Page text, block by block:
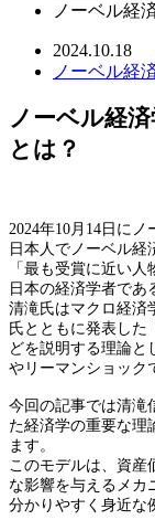
ノーベル経
2024.10.18
ノーベル経
ノーベル経
とは？
2024年10月14日にノ
日本人でノーベル経
「最も受賞に近い
日本の経済学者であ
清滝氏はマクロ経済
氏とともに発表した
どを説明する理論と
やリーマンショック
今回の記事では清滝
た経済学の重要な理
ます。
このモデルは、資産
な影響を与えるメカ
分かりやすく身近な